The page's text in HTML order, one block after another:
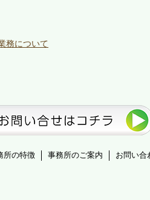
務について
所の特徴 事務所のご案内 お問い合